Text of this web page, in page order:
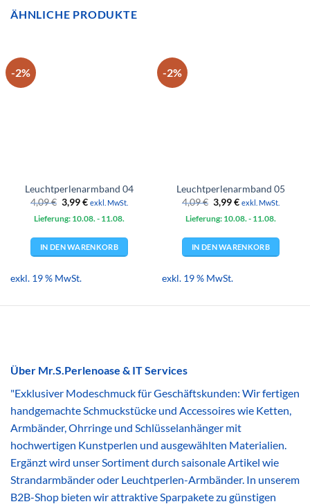
ÄHNLICHE PRODUKTE
-2%
Leuchtperlenarmband 04
4,09€ Ursprünglicher
Preis
war:
3,99€Aktueller
ist:
exkl. MwSt.
Lieferung: 10.08. - 11.08.
IN DEN WARENKORB
exkl. 19 % MwSt.
-2%
Leuchtperlenarmband 05
4,09€ Ursprünglicher
Preis
war:
3,99€Aktueller
ist:
exkl. MwSt.
Lieferung: 10.08. - 11.08.
IN DEN WARENKORB
exkl. 19 % MwSt.
Über Mr.S.Perlenoase & IT Services
"Exklusiver Modeschmuck für Geschäftskunden: Wir fertigen
handgemachte Schmuckstücke und Accessoires wie Ketten,
Armbänder, Ohrringe und Schlüsselanhänger mit
hochwertigen Kunstperlen und ausgewählten Materialien.
Ergänzt wird unser Sortiment durch saisonale Artikel wie
Strandarmbänder oder Leuchtperlen-Armbänder. In unserem
B2B-Shop bieten wir attraktive Sparpakete zu günstigen